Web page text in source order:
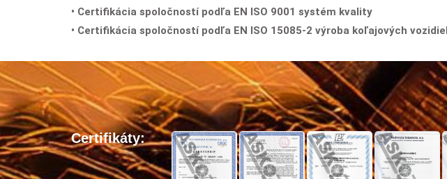
• Certifikácia spoločností podľa EN ISO 9001 systém kvality
• Certifikácia spoločností podľa EN ISO 15085-2 výroba koľajových vozidiel
Certifikáty: